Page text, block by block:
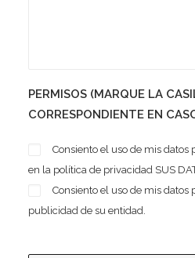
PERMISOS (MARQUE LA
CORRESPONDIENTE EN
Consiento el uso de mis datos
en la política de privacidad SUS
Consiento el uso de mis datos
publicidad de su entidad.